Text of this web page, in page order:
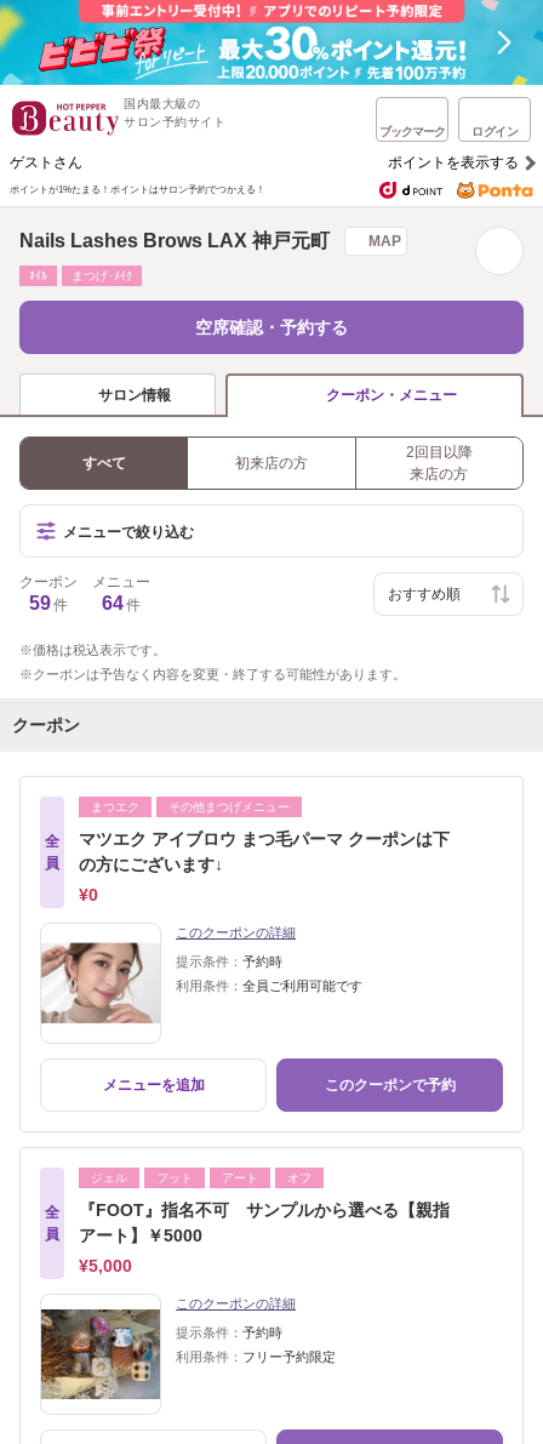
国内最大級の
サロン予約サイト
ブックマーク ログイン
ゲストさん ポイントを表示する
ポイントが1%たまる！ ポイントはサロン予約でつかえる！
Nails Lashes Brows LAX 神戸元町 MAP
ﾈｲﾙ まつげ･ﾒｲｸ
空席確認・予約する
サロン情報 クーポン・メニュー
すべて 初来店の方
2回目以降
来店の方
メニューで絞り込む
クーポン
59件
メニュー
64件
価格は税込表示です。
クーポンは予告なく内容を変更・終了する可能性があります。
クーポン
全
員
まつエク その他まつげメニュー
マツエク アイブロウ まつ毛パーマ クーポンは下
の方にございます↓
¥0
このクーポンの詳細
提示条件： 予約時
利用条件： 全員ご利用可能です
メニューを追加 このクーポンで予約
全
員
ジェル フット アート オフ
『FOOT』指名不可 サンプルから選べる【親指
アート】￥5000
¥5,000
このクーポンの詳細
提示条件： 予約時
利用条件： フリー予約限定